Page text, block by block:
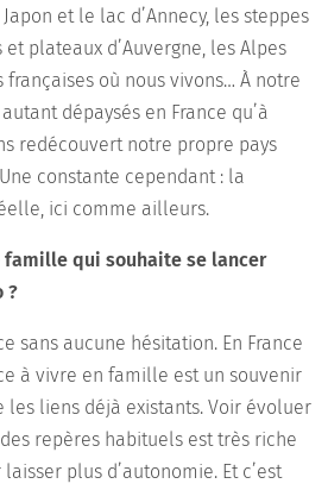
et le lac d’Annecy, les steppes
plateaux d’Auvergne, les Alpes
françaises où nous vivons… À notre
dépaysés en France qu’à
redécouvert notre propre pays
constante cependant : la
ici comme ailleurs.
famille qui souhaite se lancer
?
sans aucune hésitation. En France
à vivre en famille est un souvenir
liens déjà existants. Voir évoluer
repères habituels est très riche
plus d’autonomie. Et c’est